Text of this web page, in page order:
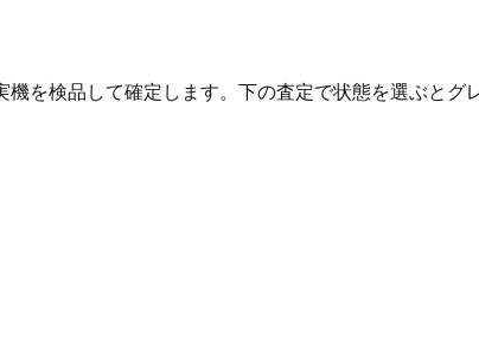
を検品して確定します。下の査定で状態を選ぶとグ